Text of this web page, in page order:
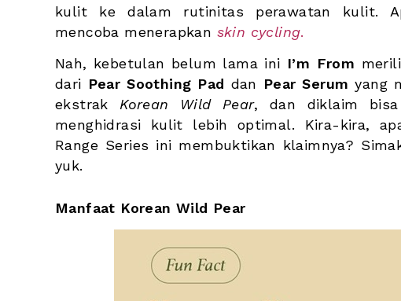
kulit ke dalam rutinitas perawatan kulit.
mencoba menerapkan skin cycling.
Nah, kebetulan belum lama ini I’m From
dari Pear Soothing Pad dan Pear Serum yang
ekstrak Korean Wild Pear, dan diklaim bisa
menghidrasi kulit lebih optimal. Kira-kira,
Range Series ini membuktikan klaimnya?
yuk.
Manfaat Korean Wild Pear